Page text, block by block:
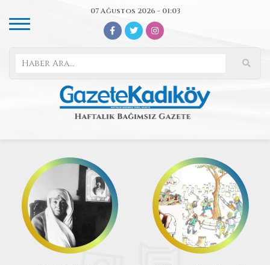
07 Ağustos 2026 - 01:03